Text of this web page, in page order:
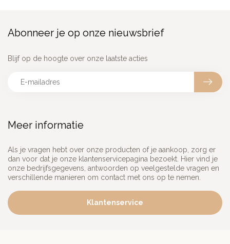
Meer informatie
Als je vragen hebt over onze producten of je aankoop, zorg er
dan voor dat je onze klantenservicepagina bezoekt. Hier vind je
onze bedrijfsgegevens, antwoorden op veelgestelde vragen en
verschillende manieren om contact met ons op te nemen.
Klantenservice
Abonneer je op onze nieuwsbrief
Blijf op de hoogte over onze laatste acties